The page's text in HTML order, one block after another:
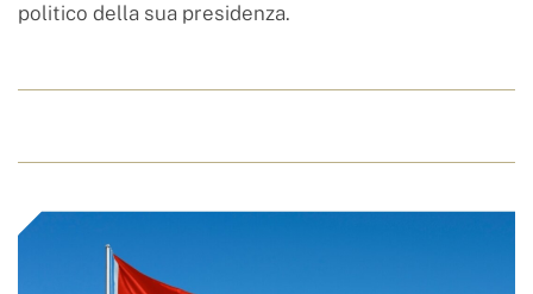
politico della sua presidenza.